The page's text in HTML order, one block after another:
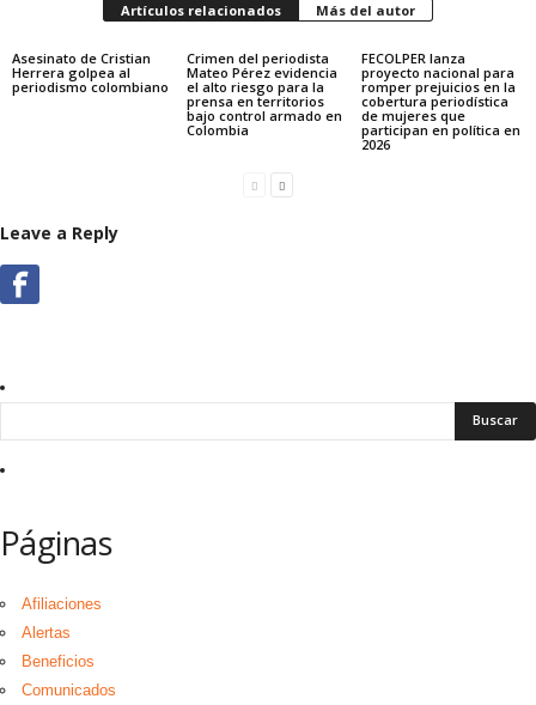
Artículos relacionados Más del autor
Asesinato de Cristian
Herrera golpea al
periodismo colombiano
Crimen del periodista
Mateo Pérez evidencia
el alto riesgo para la
prensa en territorios
bajo control armado en
Colombia
FECOLPER lanza
proyecto nacional para
romper prejuicios en la
cobertura periodística
de mujeres que
participan en política en
2026
Leave a Reply
Páginas
Afiliaciones
Alertas
Beneficios
Comunicados